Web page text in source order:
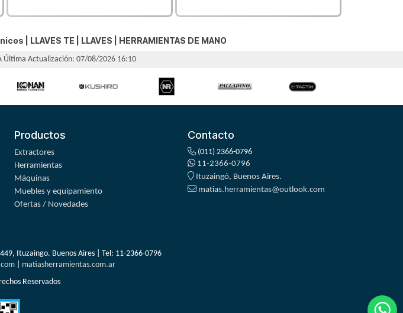
| LLAVES TE LLAVES HERRAMIENTAS DE MANO
Última Actualización: 07/08/2026 16:10
Productos
Extractores
Herramientas
Máquinas
Muebles y equipamiento
Ofertas / Novedades
Contacto
(011) 2366-0796
11-2366-0796
Ituzaingó, Buenos Aires.
matias.herramientas@outlook.com
Ituzaingo. Buenos Aires | Tel: 11-2366-0796
| matiasherramientas.com.ar
Reservados